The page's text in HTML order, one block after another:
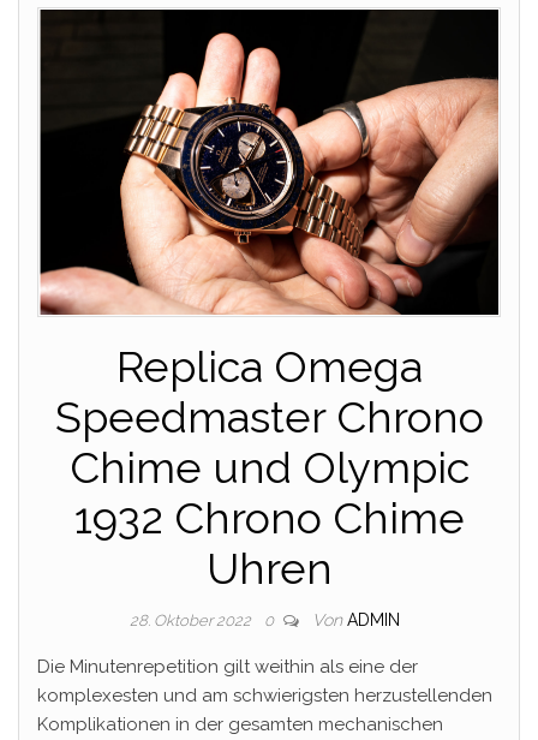
Replica Omega
Speedmaster Chrono
Chime und Olympic
1932 Chrono Chime
Uhren
28. Oktober 2022 0 Von ADMIN
Die Minutenrepetition gilt weithin als eine der
komplexesten und am schwierigsten herzustellenden
Komplikationen in der gesamten mechanischen